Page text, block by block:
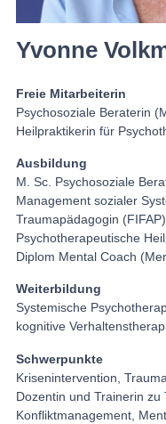
Yvonne
Freie Mitarbeiterin
Psychosoziale Beraterin
Heilpraktikerin für
Ausbildung
M. Sc. Psychosoziale
Management sozialer
Traumapädagogin (FIFAP)
Psychotherapeutische
Diplom Mental Coach
Weiterbildung
Systemische
kognitive
Schwerpunkte
Krisenintervention,
Dozentin und Trainerin zu
Konfliktmanagement,